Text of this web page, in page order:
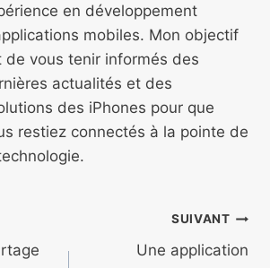
en développement
mobiles. Mon objectif
de vous tenir informés des
actualités et des
des iPhones pour que
restiez connectés à la pointe de
SUIVANT
Une application